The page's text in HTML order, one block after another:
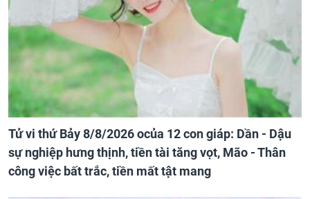
Tử vi thứ Bảy 8/8/2026 ocủa 12 con giáp: Dần - Dậu
sự nghiệp hưng thịnh, tiền tài tăng vọt, Mão - Thân
công việc bất trắc, tiền mất tật mang